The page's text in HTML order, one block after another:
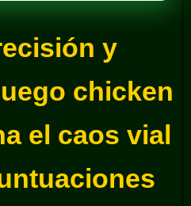
y
chicken
el caos vial